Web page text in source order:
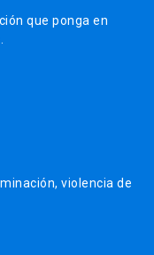
que ponga en
violencia de